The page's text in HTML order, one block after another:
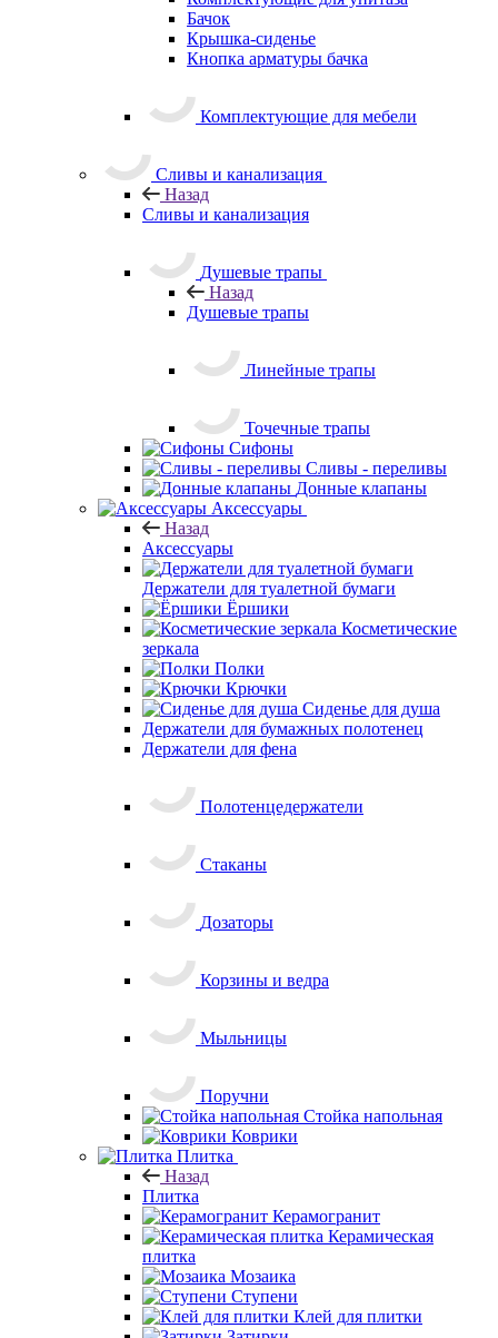
Душевые трапы
Назад
Душевые трапы
Линейные трапы
Точечные трапы
Сифоны
Сливы - переливы
Донные клапаны
Назад
Аксессуары
Держатели для туалетной бумаги
Ёршики
Косметические
Полки
Крючки
Держатели для бумажных полотенец
Держатели для фена
Полотенцедержатели
Стаканы
Дозаторы
Корзины и ведра
Коврики
Назад
Плитка
Ступени
Теплые полы
Назад
Теплые полы
Нагревательные кабели
Терморегуляторы